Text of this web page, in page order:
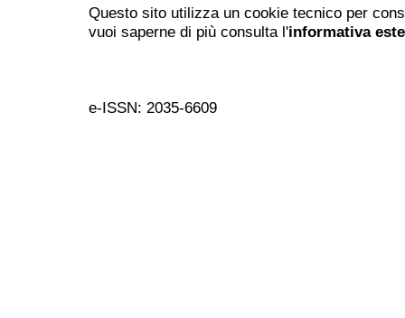
Questo sito utilizza un cookie tecnico per
vuoi saperne di più consulta l'informativa
e-ISSN: 2035-6609